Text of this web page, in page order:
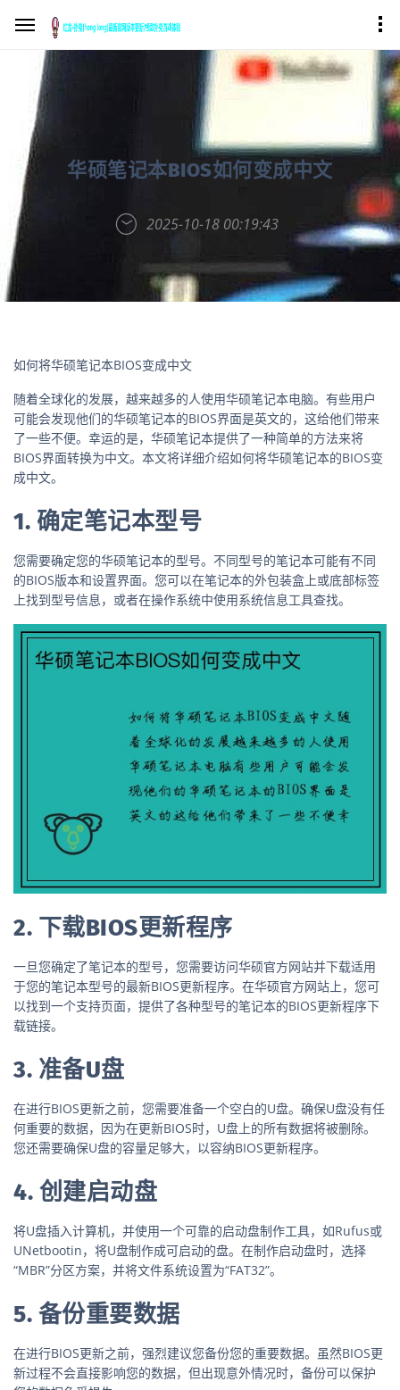
华硕笔记本BIOS如何变成中文
2025-10-18 00:19:43
如何将华硕笔记本BIOS变成中文
随着全球化的发展，越来越多的人使用华硕笔记本电脑。有些用户
可能会发现他们的华硕笔记本的BIOS界面是英文的，这给他们带来
了一些不便。幸运的是，华硕笔记本提供了一种简单的方法来将
BIOS界面转换为中文。本文将详细介绍如何将华硕笔记本的BIOS变
成中文。
1. 确定笔记本型号
您需要确定您的华硕笔记本的型号。不同型号的笔记本可能有不同
的BIOS版本和设置界面。您可以在笔记本的外包装盒上或底部标签
上找到型号信息，或者在操作系统中使用系统信息工具查找。
2. 下载BIOS更新程序
一旦您确定了笔记本的型号，您需要访问华硕官方网站并下载适用
于您的笔记本型号的最新BIOS更新程序。在华硕官方网站上，您可
以找到一个支持页面，提供了各种型号的笔记本的BIOS更新程序下
载链接。
3. 准备U盘
在进行BIOS更新之前，您需要准备一个空白的U盘。确保U盘没有任
何重要的数据，因为在更新BIOS时，U盘上的所有数据将被删除。
您还需要确保U盘的容量足够大，以容纳BIOS更新程序。
4. 创建启动盘
将U盘插入计算机，并使用一个可靠的启动盘制作工具，如Rufus或
UNetbootin，将U盘制作成可启动的盘。在制作启动盘时，选择
“MBR”分区方案，并将文件系统设置为“FAT32”。
5. 备份重要数据
在进行BIOS更新之前，强烈建议您备份您的重要数据。虽然BIOS更
新过程不会直接影响您的数据，但出现意外情况时，备份可以保护